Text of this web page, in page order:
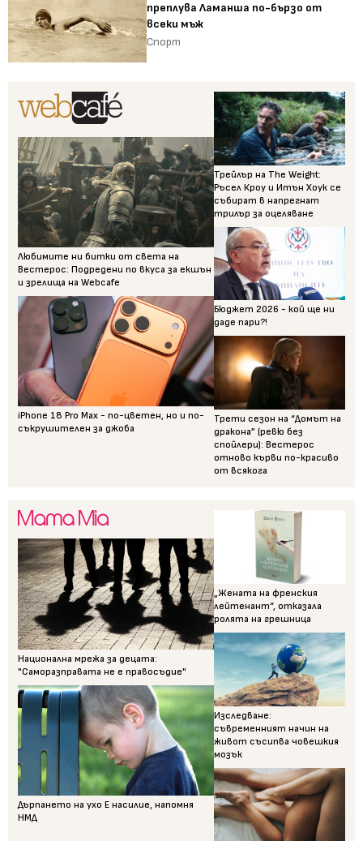
преплува Ламанша по-бързо от
всеки мъж
Спорт
Любимите ни битки от света на
Вестерос: Подредени по вкуса за екшън
и зрелища на Webcafe
iPhone 18 Pro Max - по-цветен, но и по-
съкрушителен за джоба
Трейлър на The Weight:
Ръсел Кроу и Итън Хоук се
събират в напрегнат
трилър за оцеляване
Бюджет 2026 - кой ще ни
даде пари?!
Трети сезон на “Домът на
дракона” (ревю без
спойлери): Вестерос
отново кърви по-красиво
от всякога
Национална мрежа за децата:
"Саморазправата не е правосъдие"
Дърпането на ухо Е насилие, напомня
НМД
„Жената на френския
лейтенант“, отказала
ролята на грешница
Изследване:
съвременният начин на
живот съсипва човешкия
мозък